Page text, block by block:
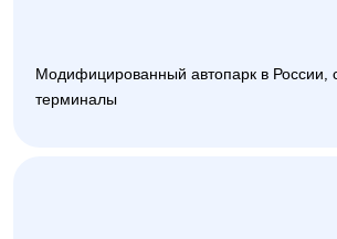
Модифицированный автопарк в России,
терминалы